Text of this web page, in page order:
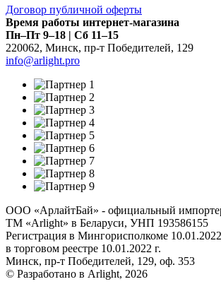
Договор публичной оферты
Время работы интернет-магазина
Пн–Пт 9–18 | Сб 11–15
220062, Минск, пр-т Победителей, 129
info@arlight.pro
ООО «АрлайтБай» - официальный
ТМ «Arlight» в Беларуси, УНП 193586155
Регистрация в Мингорисполкоме 10.01.2022
в торговом реестре 10.01.2022 г.
Минск, пр-т Победителей, 129, оф. 353
© Разработано в Arlight, 2026